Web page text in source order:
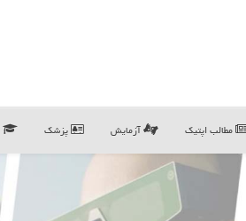
مطالب اپتیك آزمایش پزشک